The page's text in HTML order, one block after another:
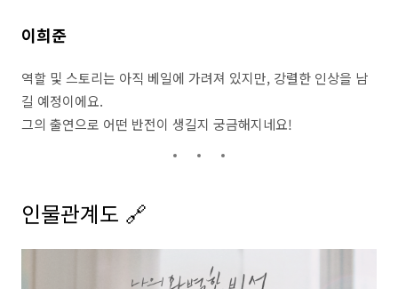
이희준
역할 및 스토리는 아직 베일에 가려져 있지만, 강렬한 인상을 남
길 예정이에요.
그의 출연으로 어떤 반전이 생길지 궁금해지네요!
인물관계도 🔗